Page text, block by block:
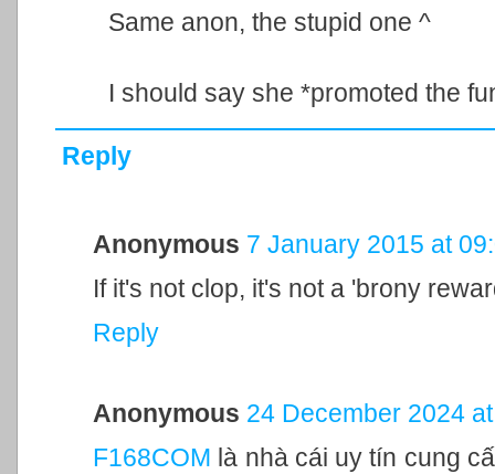
Same anon, the stupid one ^
I should say she *promoted the
Reply
Anonymous 7 January 2015 at
If it's not clop, it's not a 'brony
Reply
Anonymous 24 December 2024
F168COM là nhà cái uy tín cung